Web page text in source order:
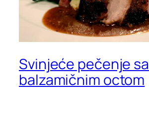
Svinjeće pečenje sa
balzamičnim octom